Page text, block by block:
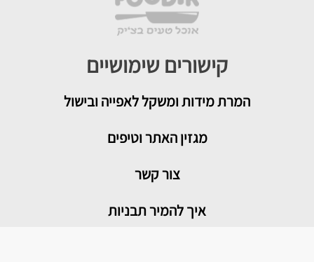
קישורים שימושיים
המרת מידות ומשקל לאפייה ובישול
מגזין האתר וטיפים
צור קשר
איך להמיר תבניות